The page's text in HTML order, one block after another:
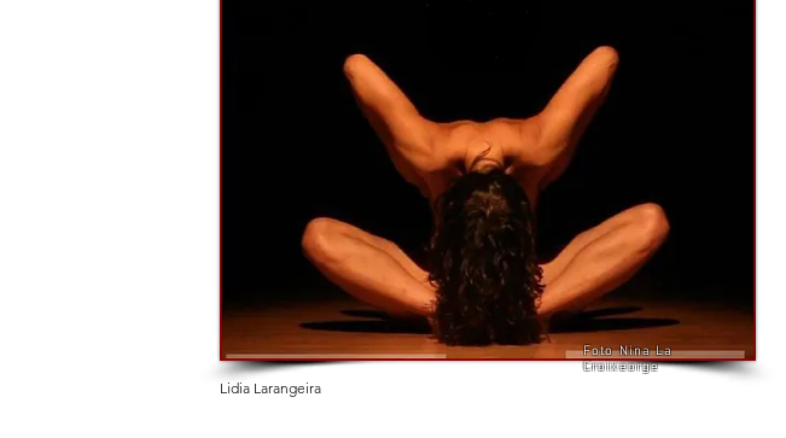
Foto Nina La
Croixeorge
Lidia Larangeira